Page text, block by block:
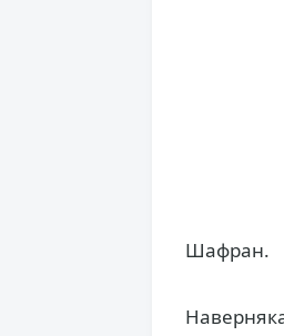
Шафран.